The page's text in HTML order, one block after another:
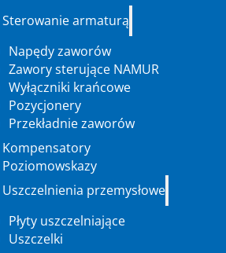
Sterowanie armaturą
Napędy zaworów
Zawory sterujące NAMUR
Wyłączniki krańcowe
Pozycjonery
Przekładnie zaworów
Kompensatory
Poziomowskazy
Uszczelnienia przemysłowe
Płyty uszczelniające
Uszczelki